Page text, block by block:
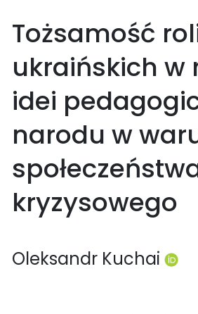
Tożsamość
ukraińskich w
idei
narodu w
kryzysowego
Oleksandr Kuchai